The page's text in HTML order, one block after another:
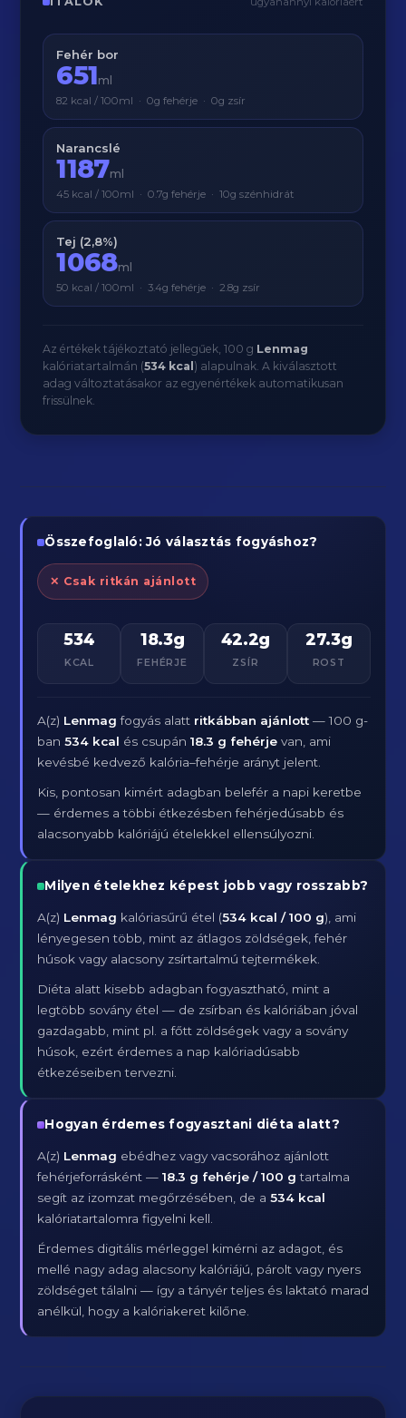
Fehér bor
651ml
82 kcal / 100ml · 0g fehérje · 0g zsír
Narancslé
1187ml
45 kcal / 100ml · 0.7g fehérje · 10g szénhidrát
Tej (2,8%)
1068ml
50 kcal / 100ml · 3.4g fehérje · 2.8g zsír
Az értékek tájékoztató jellegűek, 100 g Lenmag
kalóriatartalmán (534 kcal ) alapulnak. A kiválasztott
adag változtatásakor az egyenértékek automatikusan
frissülnek.
Összefoglaló: Jó választás fogyáshoz?
✕ Csak ritkán ajánlott
534
KCAL
18.3g
FEHÉRJE
42.2g
ZSÍR
27.3g
ROST
A(z) Lenmag fogyás alatt ritkábban ajánlott — 100 g-
ban534 kcal és csupán18.3 g fehérje van, ami
kevésbé kedvező kalória–fehérje arányt jelent.
Kis, pontosan kimért adagban belefér a napi keretbe
— érdemes a többi étkezésben fehérjedúsabb és
alacsonyabb kalóriájú ételekkel ellensúlyozni.
Milyen ételekhez képest jobb vagy rosszabb?
A(z) Lenmag kalóriasűrű étel (534 kcal / 100 g), ami
lényegesen több, mint az átlagos zöldségek, fehér
húsok vagy alacsony zsírtartalmú tejtermékek.
Diéta alatt kisebb adagban fogyasztható, mint a
legtöbb sovány étel — de zsírban és kalóriában jóval
gazdagabb, mint pl. a főtt zöldségek vagy a sovány
húsok, ezért érdemes a nap kalóriadúsabb
étkezéseiben tervezni.
Hogyan érdemes fogyasztani diéta alatt?
A(z) Lenmag ebédhez vagy vacsorához ajánlott
fehérjeforrásként —18.3 g fehérje / 100 g tartalma
segít az izomzat megőrzésében, de a534 kcal
kalóriatartalomra figyelni kell.
Érdemes digitális mérleggel kimérni az adagot, és
mellé nagy adag alacsony kalóriájú, párolt vagy nyers
zöldséget tálalni — így a tányér teljes és laktató marad
anélkül, hogy a kalóriakeret kilőne.